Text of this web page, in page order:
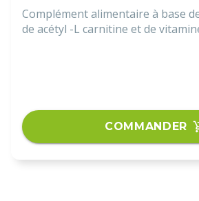
Complément alimentaire à base
de acétyl -L carnitine et de
COMMANDER